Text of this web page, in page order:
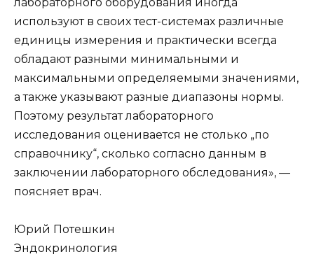
используют в своих тест-системах различные
единицы измерения и практически всегда
обладают разными минимальными и
максимальными определяемыми значениями,
а также указывают разные диапазоны нормы.
Поэтому результат лабораторного
исследования оценивается не столько „по
справочнику“, сколько согласно данным в
заключении лабораторного обследования», —
поясняет врач.
Юрий Потешкин
Эндокринология